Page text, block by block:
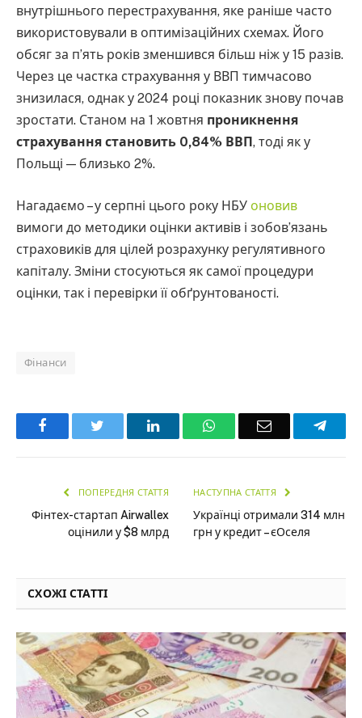
внутрішнього перестрахування, яке раніше часто
використовували в оптимізаційних схемах. Його
обсяг за п’ять років зменшився більш ніж у 15 разів.
Через це частка страхування у ВВП тимчасово
знизилася, однак у 2024 році показник знову почав
зростати. Станом на 1 жовтня проникнення
страхування становить 0,84% ВВП , тоді як у
Польщі — близько 2%.
Нагадаємо – у серпні цього року НБУ оновив
вимоги до методики оцінки активів і зобов’язань
страховиків для цілей розрахунку регулятивного
капіталу. Зміни стосуються як самої процедури
оцінки, так і перевірки її обґрунтованості.
Фінанси
Facebook LinkedInWhatsAppEmail
ПОПЕРЕДНЯ СТАТТЯ
Фінтех-стартап Airwallex
оцінили у $8 млрд
НАСТУПНА СТАТТЯ
Українці отримали 314 млн
грн у кредит – єОселя
СХОЖІ СТАТТІ